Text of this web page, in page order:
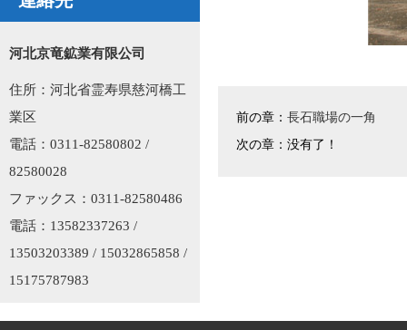
河北京竜鉱業有限公司
住所：河北省霊寿県慈河橋工
業区
電話：0311-82580802 /
82580028
ファックス：0311-82580486
電話：13582337263 /
13503203389 / 15032865858 /
15175787983
前の章： 長石職場の一角
次の章：没有了！